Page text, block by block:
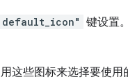
键设置
这些图标来选择要使用